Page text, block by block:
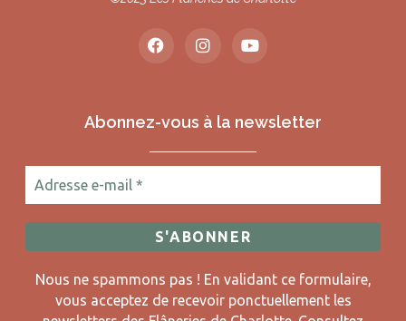
Abonnez-vous à la newsletter
Nous ne spammons pas ! En validant ce formulaire,
vous acceptez de recevoir ponctuellement les